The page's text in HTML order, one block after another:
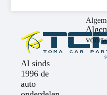
Al sinds
1996 de
auto